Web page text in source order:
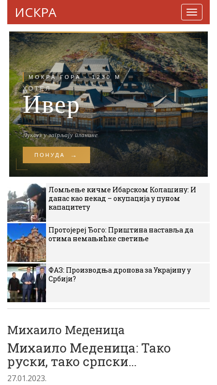
ИСКРА
Ломљење кичме Ибарском Колашину: И
данас као некад – окупација у пуном
капацитету
Протојереј Ђого: Приштина наставља да
отима немањићке светиње
ФАЗ: Производња дронова за Украјину у
Србији?
Михаило Меденица
Михаило Меденица: Тако
руски, тако српски…
27.01.2023.